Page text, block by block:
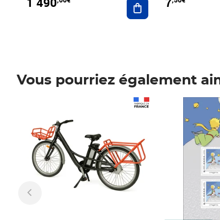
Vous pourriez également
Prix 7,50€